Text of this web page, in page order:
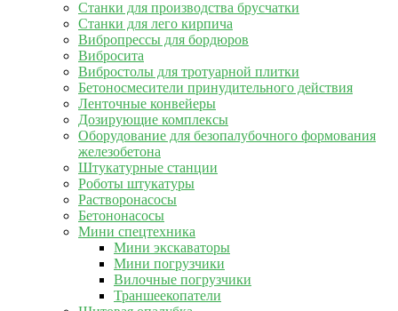
Станки для производства брусчатки
Станки для лего кирпича
Вибропрессы для бордюров
Вибросита
Вибростолы для тротуарной плитки
Бетоносмесители принудительного действия
Ленточные конвейеры
Дозирующие комплексы
Оборудование для безопалубочного формования
железобетона
Штукатурные станции
Роботы штукатуры
Растворонасосы
Бетононасосы
Мини спецтехника
Мини экскаваторы
Мини погрузчики
Вилочные погрузчики
Траншеекопатели